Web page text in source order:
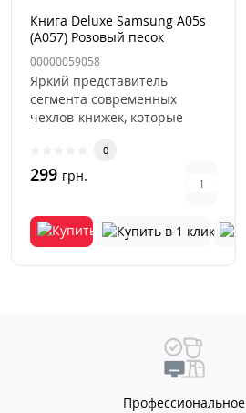
Книга Deluxe Samsung A05s
(A057) Розовый песок
00000059058
Яркий представитель
сегмента современных
чехлов-книжек, которые
свою огром..
0
299 грн.
Профессиональное